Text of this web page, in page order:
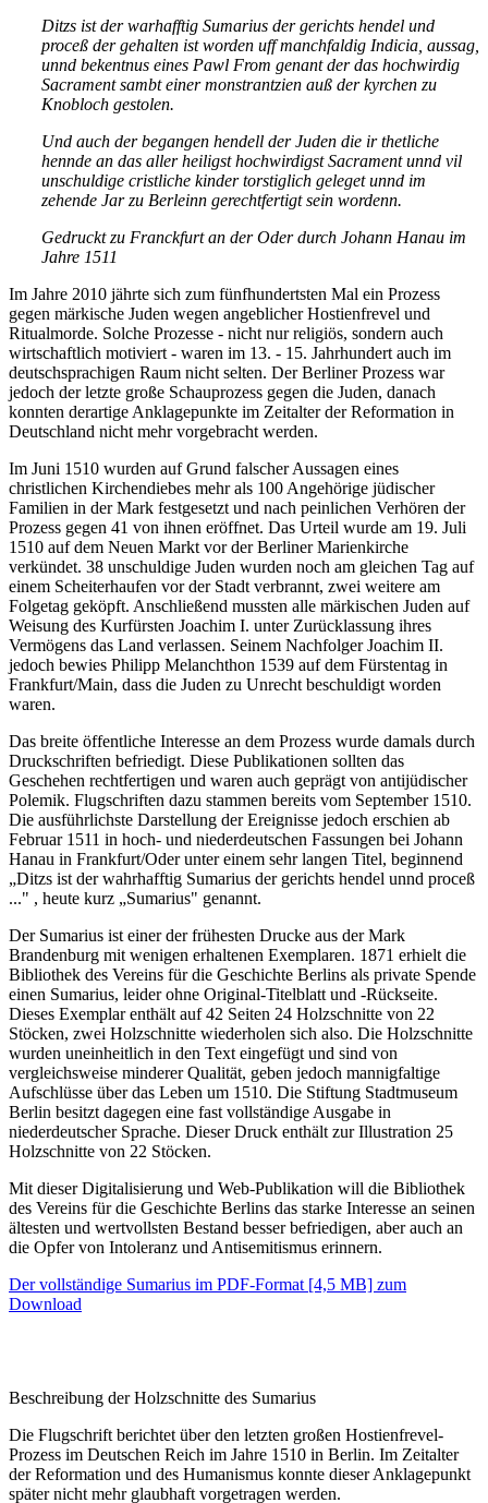
Ditzs ist der warhafftig Sumarius der gerichts hendel und
proceß der gehalten ist worden uff manchfaldig Indicia, aussag,
unnd bekentnus eines Pawl From genant der das hochwirdig
Sacrament sambt einer monstrantzien auß der kyrchen zu
Knobloch gestolen.
Und auch der begangen hendell der Juden die ir thetliche
hennde an das aller heiligst hochwirdigst Sacrament unnd vil
unschuldige cristliche kinder torstiglich geleget unnd im
zehende Jar zu Berleinn gerechtfertigt sein wordenn.
Gedruckt zu Franckfurt an der Oder durch Johann Hanau im
Jahre 1511
Im Jahre 2010 jährte sich zum fünfhundertsten Mal ein Prozess
gegen märkische Juden wegen angeblicher Hostienfrevel und
Ritualmorde. Solche Prozesse - nicht nur religiös, sondern auch
wirtschaftlich motiviert - waren im 13. - 15. Jahrhundert auch im
deutschsprachigen Raum nicht selten. Der Berliner Prozess war
jedoch der letzte große Schauprozess gegen die Juden, danach
konnten derartige Anklagepunkte im Zeitalter der Reformation in
Deutschland nicht mehr vorgebracht werden.
Im Juni 1510 wurden auf Grund falscher Aussagen eines
christlichen Kirchendiebes mehr als 100 Angehörige jüdischer
Familien in der Mark festgesetzt und nach peinlichen Verhören der
Prozess gegen 41 von ihnen eröffnet. Das Urteil wurde am 19. Juli
1510 auf dem Neuen Markt vor der Berliner Marienkirche
verkündet. 38 unschuldige Juden wurden noch am gleichen Tag auf
einem Scheiterhaufen vor der Stadt verbrannt, zwei weitere am
Folgetag geköpft. Anschließend mussten alle märkischen Juden auf
Weisung des Kurfürsten Joachim I. unter Zurücklassung ihres
Vermögens das Land verlassen. Seinem Nachfolger Joachim II.
jedoch bewies Philipp Melanchthon 1539 auf dem Fürstentag in
Frankfurt/Main, dass die Juden zu Unrecht beschuldigt worden
waren.
Das breite öffentliche Interesse an dem Prozess wurde damals durch
Druckschriften befriedigt. Diese Publikationen sollten das
Geschehen rechtfertigen und waren auch geprägt von antijüdischer
Polemik. Flugschriften dazu stammen bereits vom September 1510.
Die ausführlichste Darstellung der Ereignisse jedoch erschien ab
Februar 1511 in hoch- und niederdeutschen Fassungen bei Johann
Hanau in Frankfurt/Oder unter einem sehr langen Titel, beginnend
„Ditzs ist der wahrhafftig Sumarius der gerichts hendel unnd proceß
..." , heute kurz „Sumarius" genannt.
Der Sumarius ist einer der frühesten Drucke aus der Mark
Brandenburg mit wenigen erhaltenen Exemplaren. 1871 erhielt die
Bibliothek des Vereins für die Geschichte Berlins als private Spende
einen Sumarius, leider ohne Original-Titelblatt und -Rückseite.
Dieses Exemplar enthält auf 42 Seiten 24 Holzschnitte von 22
Stöcken, zwei Holzschnitte wiederholen sich also. Die Holzschnitte
wurden uneinheitlich in den Text eingefügt und sind von
vergleichsweise minderer Qualität, geben jedoch mannigfaltige
Aufschlüsse über das Leben um 1510. Die Stiftung Stadtmuseum
Berlin besitzt dagegen eine fast vollständige Ausgabe in
niederdeutscher Sprache. Dieser Druck enthält zur Illustration 25
Holzschnitte von 22 Stöcken.
Mit dieser Digitalisierung und Web-Publikation will die Bibliothek
des Vereins für die Geschichte Berlins das starke Interesse an seinen
ältesten und wertvollsten Bestand besser befriedigen, aber auch an
die Opfer von Intoleranz und Antisemitismus erinnern.
Der vollständige Sumarius im PDF-Format [4,5 MB] zum
Download
Beschreibung der Holzschnitte des Sumarius
Die Flugschrift berichtet über den letzten großen Hostienfrevel-
Prozess im Deutschen Reich im Jahre 1510 in Berlin. Im Zeitalter
der Reformation und des Humanismus konnte dieser Anklagepunkt
später nicht mehr glaubhaft vorgetragen werden.